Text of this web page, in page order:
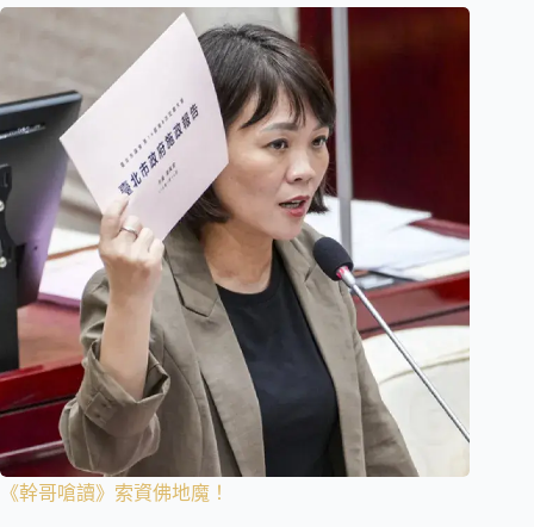
《幹哥嗆讀》索資佛地魔！